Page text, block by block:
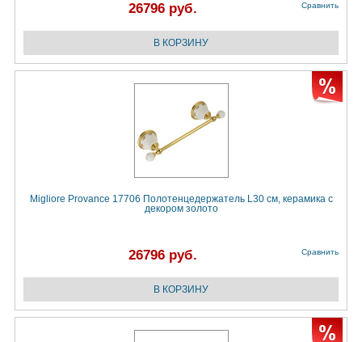
26796 руб. Сравнить
Migliore Provance 17706 Полотенцедержатель L30 см, керамика с
декором золото
26796 руб. Сравнить